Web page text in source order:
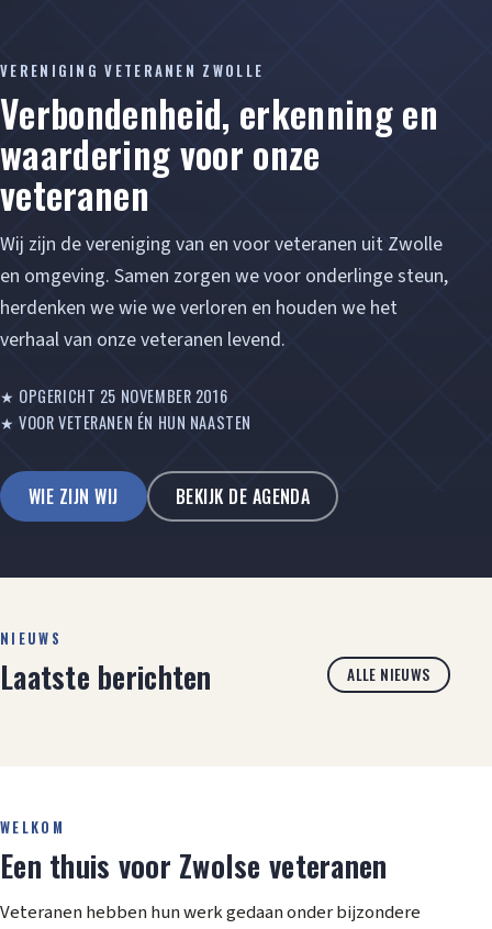
VERENIGING VETERANEN ZWOLLE
Verbondenheid, erkenning en
waardering voor onze
veteranen
Wij zijn de vereniging van en voor veteranen uit Zwolle
en omgeving. Samen zorgen we voor onderlinge steun,
herdenken we wie we verloren en houden we het
verhaal van onze veteranen levend.
★ OPGERICHT 25 NOVEMBER 2016
★ VOOR VETERANEN ÉN HUN NAASTEN
WIE ZIJN WIJ BEKIJK DE AGENDA
NIEUWS
Laatste berichten ALLE NIEUWS
WELKOM
Een thuis voor Zwolse veteranen
Veteranen hebben hun werk gedaan onder bijzondere